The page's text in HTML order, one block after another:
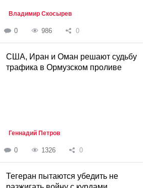
Владимир Скосырев
0 986 0
США, Иран и Оман решают судьбу
трафика в Ормузском проливе
Геннадий Петров
0 1326 0
Тегеран пытаются убедить не